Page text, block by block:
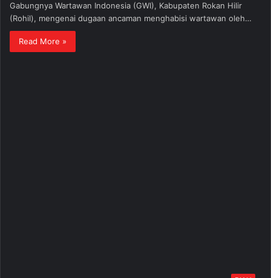
Gabungnya Wartawan Indonesia (GWI), Kabupaten Rokan Hilir
(Rohil), mengenai dugaan ancaman menghabisi wartawan oleh…
Read More »